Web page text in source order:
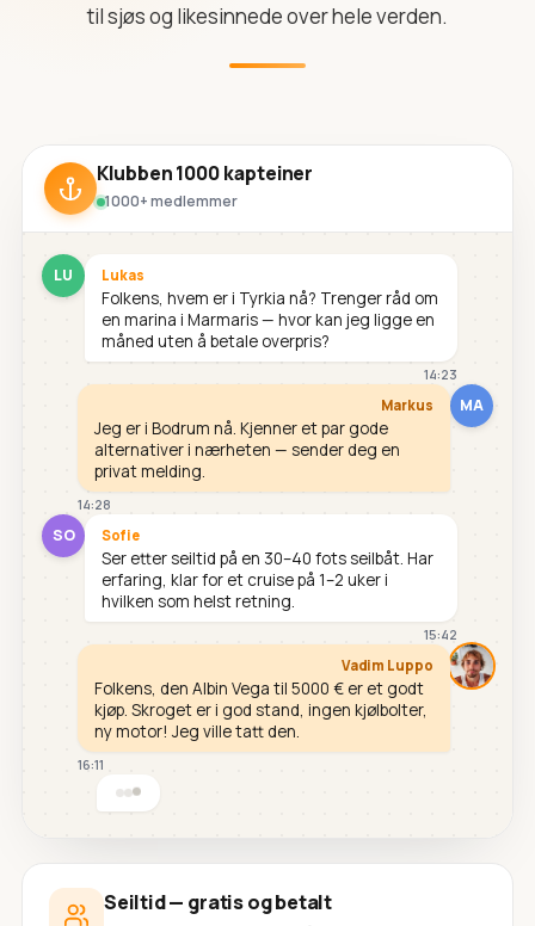
til sjøs og likesinnede over hele verden.
Klubben 1000 kapteiner
1000+ medlemmer
LU Lukas
Folkens, hvem er i Tyrkia nå? Trenger råd om
en marina i Marmaris — hvor kan jeg ligge en
måned uten å betale overpris?
14:23
MA
Markus
Jeg er i Bodrum nå. Kjenner et par gode
alternativer i nærheten — sender deg en
privat melding.
14:28
SO Sofie
Ser etter seiltid på en 30–40 fots seilbåt. Har
erfaring, klar for et cruise på 1–2 uker i
hvilken som helst retning.
15:42
Vadim Luppo
Folkens, den Albin Vega til 5000 € er et godt
kjøp. Skroget er i god stand, ingen kjølbolter,
ny motor! Jeg ville tatt den.
16:11
Seiltid — gratis og betalt